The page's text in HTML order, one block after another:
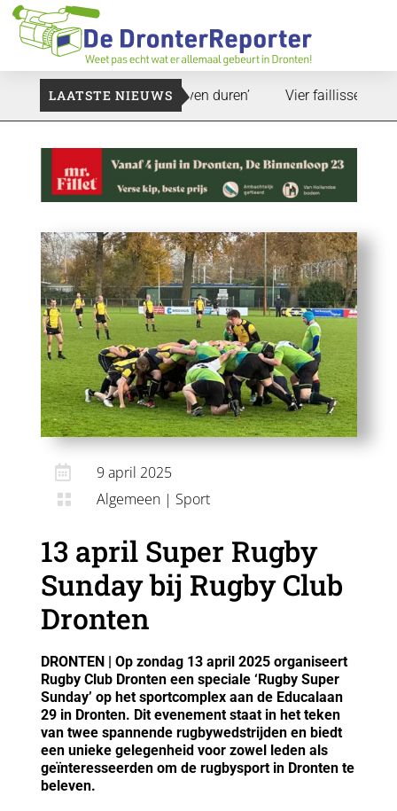
LAATSTE NIEUWS
‘Dat zal ook nog wel even duren’ Vier faillissementen
 9 april 2025
 Algemeen | Sport
13 april Super Rugby
Sunday bij Rugby Club
Dronten
DRONTEN | Op zondag 13 april 2025 organiseert
Rugby Club Dronten een speciale ‘Rugby Super
Sunday’ op het sportcomplex aan de Educalaan
29 in Dronten. Dit evenement staat in het teken
van twee spannende rugbywedstrijden en biedt
een unieke gelegenheid voor zowel leden als
geïnteresseerden om de rugbysport in Dronten te
beleven.